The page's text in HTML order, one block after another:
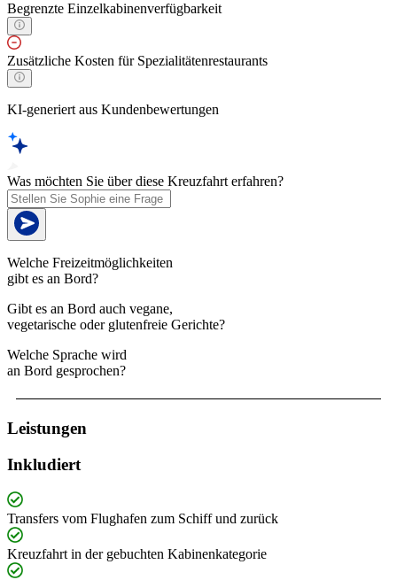
Begrenzte Einzelkabinenverfügbarkeit
Zusätzliche Kosten für Spezialitätenrestaurants
KI-generiert aus Kundenbewertungen
Was möchten Sie über diese Kreuzfahrt erfahren?
Welche Freizeitmöglichkeiten
gibt es an Bord?
Gibt es an Bord auch vegane,
vegetarische oder glutenfreie Gerichte?
Welche Sprache wird
an Bord gesprochen?
Leistungen
Inkludiert
Transfers vom Flughafen zum Schiff und zurück
Kreuzfahrt in der gebuchten Kabinenkategorie